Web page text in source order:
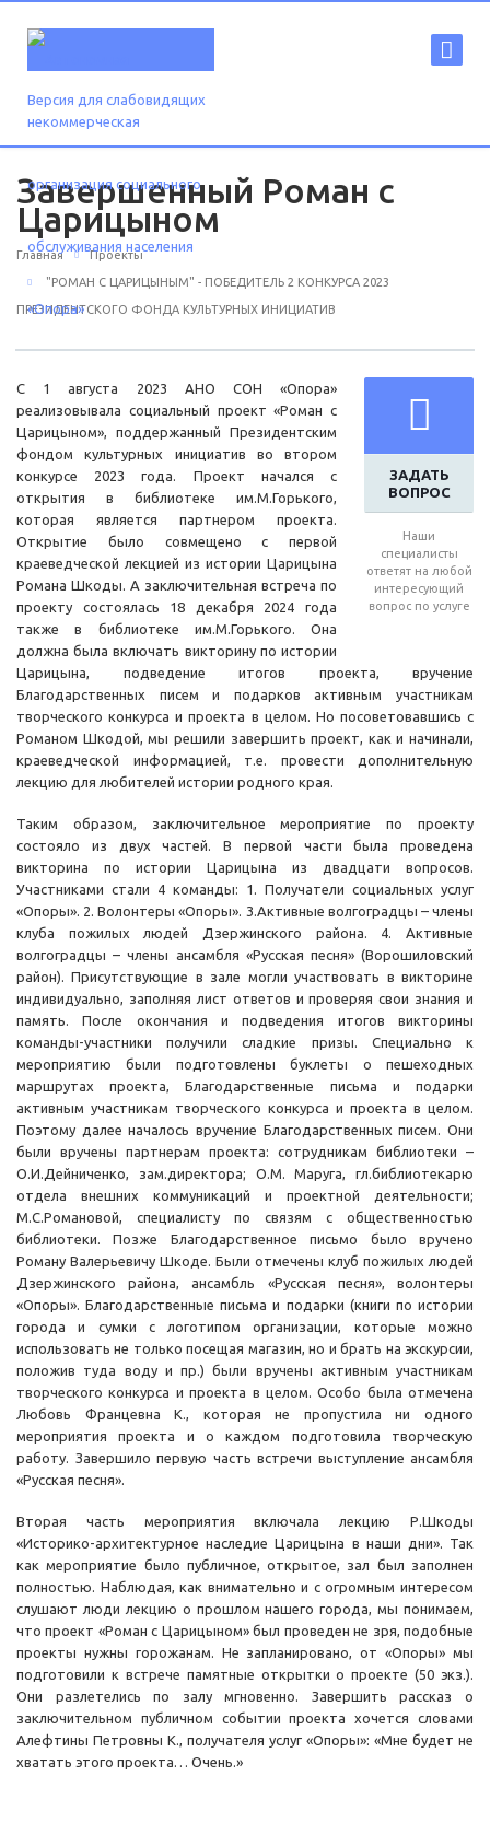
Версия для слабовидящих
Завершенный Роман с
Царицыном
Главная Проекты
"РОМАН С ЦАРИЦЫНЫМ" - ПОБЕДИТЕЛЬ 2 КОНКУРСА 2023
ПРЕЗИДЕНТСКОГО ФОНДА КУЛЬТУРНЫХ ИНИЦИАТИВ
ЗАДАТЬ
ВОПРОС
Наши
специалисты
ответят на любой
интересующий
вопрос по услуге
С 1 августа 2023 АНО СОН «Опора»
реализовывала социальный проект «Роман с
Царицыном», поддержанный Президентским
фондом культурных инициатив во втором
конкурсе 2023 года. Проект начался с
открытия в библиотеке им.М.Горького,
которая является партнером проекта.
Открытие было совмещено с первой
краеведческой лекцией из истории Царицына
Романа Шкоды. А заключительная встреча по
проекту состоялась 18 декабря 2024 года
также в библиотеке им.М.Горького. Она
должна была включать викторину по истории
Царицына, подведение итогов проекта, вручение
Благодарственных писем и подарков активным участникам
творческого конкурса и проекта в целом. Но посоветовавшись с
Романом Шкодой, мы решили завершить проект, как и начинали,
краеведческой информацией, т.е. провести дополнительную
лекцию для любителей истории родного края.
Таким образом, заключительное мероприятие по проекту
состояло из двух частей. В первой части была проведена
викторина по истории Царицына из двадцати вопросов.
Участниками стали 4 команды: 1. Получатели социальных услуг
«Опоры». 2. Волонтеры «Опоры». 3.Активные волгоградцы – члены
клуба пожилых людей Дзержинского района. 4. Активные
волгоградцы – члены ансамбля «Русская песня» (Ворошиловский
район). Присутствующие в зале могли участвовать в викторине
индивидуально, заполняя лист ответов и проверяя свои знания и
память. После окончания и подведения итогов викторины
команды-участники получили сладкие призы. Специально к
мероприятию были подготовлены буклеты о пешеходных
маршрутах проекта, Благодарственные письма и подарки
активным участникам творческого конкурса и проекта в целом.
Поэтому далее началось вручение Благодарственных писем. Они
были вручены партнерам проекта: сотрудникам библиотеки –
О.И.Дейниченко, зам.директора; О.М. Маруга, гл.библиотекарю
отдела внешних коммуникаций и проектной деятельности;
М.С.Романовой, специалисту по связям с общественностью
библиотеки. Позже Благодарственное письмо было вручено
Роману Валерьевичу Шкоде. Были отмечены клуб пожилых людей
Дзержинского района, ансамбль «Русская песня», волонтеры
«Опоры». Благодарственные письма и подарки (книги по истории
города и сумки с логотипом организации, которые можно
использовать не только посещая магазин, но и брать на экскурсии,
положив туда воду и пр.) были вручены активным участникам
творческого конкурса и проекта в целом. Особо была отмечена
Любовь Францевна К., которая не пропустила ни одного
мероприятия проекта и о каждом подготовила творческую
работу. Завершило первую часть встречи выступление ансамбля
«Русская песня».
Вторая часть мероприятия включала лекцию Р.Шкоды
«Историко-архитектурное наследие Царицына в наши дни». Так
как мероприятие было публичное, открытое, зал был заполнен
полностью. Наблюдая, как внимательно и с огромным интересом
слушают люди лекцию о прошлом нашего города, мы понимаем,
что проект «Роман с Царицыном» был проведен не зря, подобные
проекты нужны горожанам. Не запланировано, от «Опоры» мы
подготовили к встрече памятные открытки о проекте (50 экз.).
Они разлетелись по залу мгновенно. Завершить рассказ о
заключительном публичном событии проекта хочется словами
Алефтины Петровны К., получателя услуг «Опоры»: «Мне будет не
хватать этого проекта… Очень.»